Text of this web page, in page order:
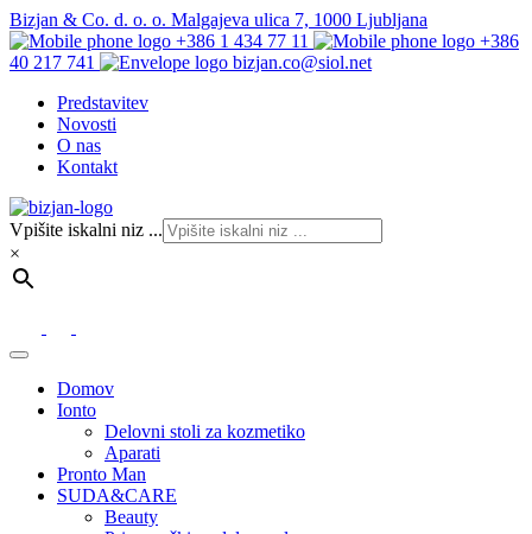
Bizjan & Co. d. o. o. Malgajeva ulica 7, 1000 Ljubljana
+386 1 434 77 11
+386
40 217 741
bizjan.co@siol.net
Predstavitev
Novosti
O nas
Kontakt
Vpišite iskalni niz ...
×
Domov
Ionto
Delovni stoli za kozmetiko
Aparati
Pronto Man
SUDA&CARE
Beauty